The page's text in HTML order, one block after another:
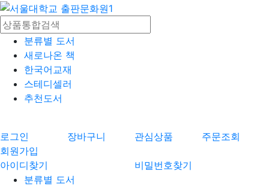
분류별 도서
새로나온 책
한국어교재
스테디셀러
추천도서
로그인 장바구니 관심상품
주문조회
회원가입
아이디찾기
비밀번호찾기
분류별 도서